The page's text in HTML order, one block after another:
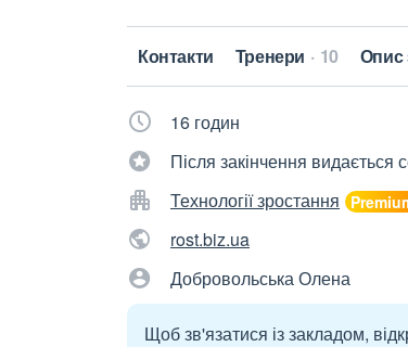
Контакти Тренери 10 Опис
16 годин
Після закінчення видається
Технології зростання
rost.biz.ua
Добровольська Олена
Щоб зв'язатися із закладом,